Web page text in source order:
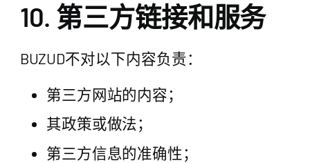
10. 第三方链接和服务
BUZUD不对以下内容负责：
第三方网站的内容；
其政策或做法；
第三方信息的准确性；